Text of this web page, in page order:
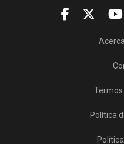
Termos
Política